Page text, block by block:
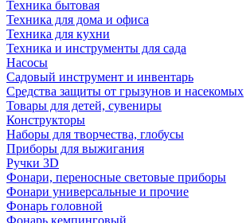
Техника бытовая
Техника для дома и офиса
Техника для кухни
Техника и инструменты для сада
Насосы
Садовый инструмент и инвентарь
Средства защиты от грызунов и насекомых
Товары для детей, сувениры
Конструкторы
Наборы для творчества, глобусы
Приборы для выжигания
Ручки 3D
Фонари, переносные световые приборы
Фонари универсальные и прочие
Фонарь головной
Фонарь кемпинговый